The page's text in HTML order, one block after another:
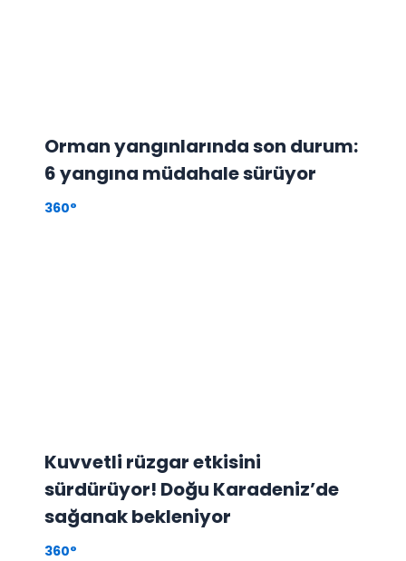
Orman yangınlarında son durum:
6 yangına müdahale sürüyor
360°
Kuvvetli rüzgar etkisini
sürdürüyor! Doğu Karadeniz’de
sağanak bekleniyor
360°